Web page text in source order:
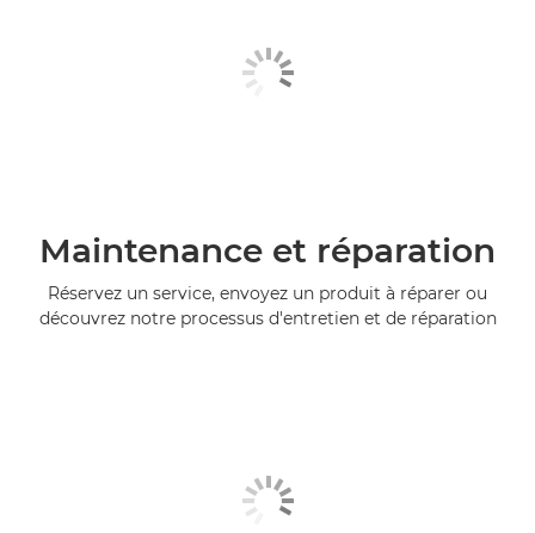
Maintenance et réparation
Réservez un service, envoyez un produit à réparer ou
découvrez notre processus d'entretien et de réparation